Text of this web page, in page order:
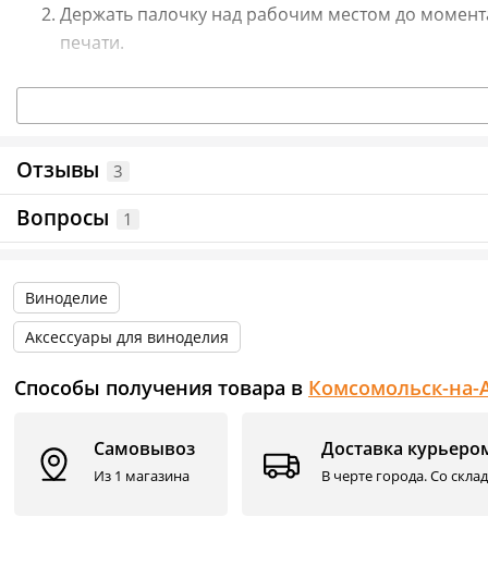
Держать палочку над рабочим местом до
печати.
Подождать, пока масса станет более густой,
Плотно прижать печать к остывшему сургучу.
сторону. Затем снимайте.
Информация о технических характеристиках, комплектации и
Отзывы 3
Вопросы 1
Виноделие
Аксессуары для виноделия
Способы получения товара в Комсомольск-на-
Самовывоз
Из 1 магазина
Доставка
В черте города. Со